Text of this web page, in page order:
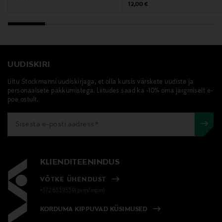
ravintolisä
Original Price
12,00 €
UUDISKIRI
Liitu Stockmanni uudiskirjaga, et olla kursis värskete uudiste ja
personaalsete pakkumistega. Liitudes saad ka -10% oma järgmiselt e-
poe ostult.
KLIENDITEENINDUS
VÕTKE ÜHENDUST
+372 6339539(pvm/mpm)
KORDUMA KIPPUVAD KÜSIMUSED